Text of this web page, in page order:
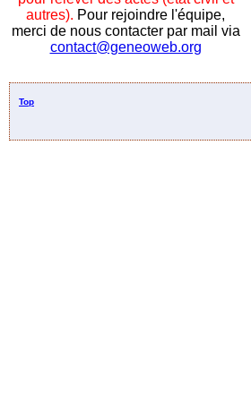
autres). Pour rejoindre l'équipe,
merci de nous contacter par mail via
contact@geneoweb.org
Top